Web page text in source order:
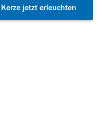
Kerze jetzt erleuchten